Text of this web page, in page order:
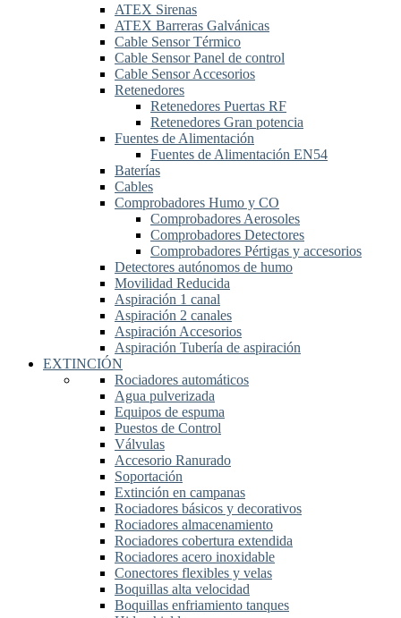
ATEX Sirenas
ATEX Barreras Galvánicas
Cable Sensor Térmico
Cable Sensor Panel de control
Cable Sensor Accesorios
Retenedores
Retenedores Puertas RF
Retenedores Gran potencia
Fuentes de Alimentación
Fuentes de Alimentación EN54
Baterías
Cables
Comprobadores Humo y CO
Comprobadores Aerosoles
Comprobadores Detectores
Comprobadores Pértigas y accesorios
Detectores autónomos de humo
Movilidad Reducida
Aspiración 1 canal
Aspiración 2 canales
Aspiración Accesorios
Aspiración Tubería de aspiración
EXTINCIÓN
Rociadores automáticos
Agua pulverizada
Equipos de espuma
Puestos de Control
Válvulas
Accesorio Ranurado
Soportación
Extinción en campanas
Rociadores básicos y decorativos
Rociadores almacenamiento
Rociadores cobertura extendida
Rociadores acero inoxidable
Conectores flexibles y velas
Boquillas alta velocidad
Boquillas enfriamiento tanques